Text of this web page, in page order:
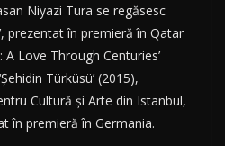
Niyazi Tura se regăsesc
prezentat în premieră în Qatar
A Love Through Centuries’
Türküsü’ (2015),
Cultură și Arte din Istanbul,
în premieră în Germania.